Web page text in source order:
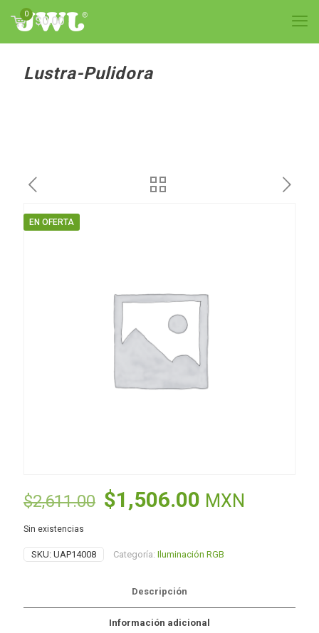
0
$0.00
Lustra-Pulidora
EN OFERTA
$2,611.00 El
era:
$2,611.00.
$1,506.00 El
es:
MXN
Sin existencias
SKU: UAP14008 Categoría: Iluminación RGB
Descripción
Información adicional